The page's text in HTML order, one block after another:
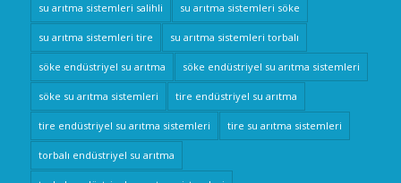
su arıtma sistemleri salihli su arıtma sistemleri söke
su arıtma sistemleri tire su arıtma sistemleri torbalı
söke endüstriyel su arıtma söke endüstriyel su arıtma sistemleri
söke su arıtma sistemleri tire endüstriyel su arıtma
tire endüstriyel su arıtma sistemleri tire su arıtma sistemleri
torbalı endüstriyel su arıtma